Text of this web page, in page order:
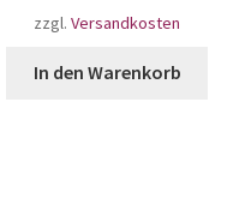
zzgl. Versandkosten
In den Warenkorb